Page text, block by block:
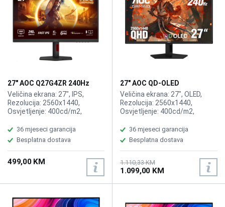
27" AOC Q27G4ZR 240Hz
Gaming Display
Veličina ekrana: 27", IPS,
Rezolucija: 2560x1440,
Osvjetljenje: 400cd/m2,
(1ms GtG), Osvježenje: 240Hz,
Adaptive Sync, G-SYNC,
Priključci: HDMI 2x 2.0,
DisplayPort 1.4, Zvučnici:2x2W
36 mjeseci garancija
Besplatna dostava
499,00 KM
27" AOC QD-OLED
Q27G41ZDF 2K 240Hz
Gaming Display
Veličina ekrana: 27", OLED,
Rezolucija: 2560x1440,
Osvjetljenje: 400cd/m2,
Osvježenje: 240Hz, Adaptive
Sync, Priključci: HDMI 2.0,
DisplayPort
36 mjeseci garancija
Besplatna dostava
1.110,33 KM
1.099,00 KM